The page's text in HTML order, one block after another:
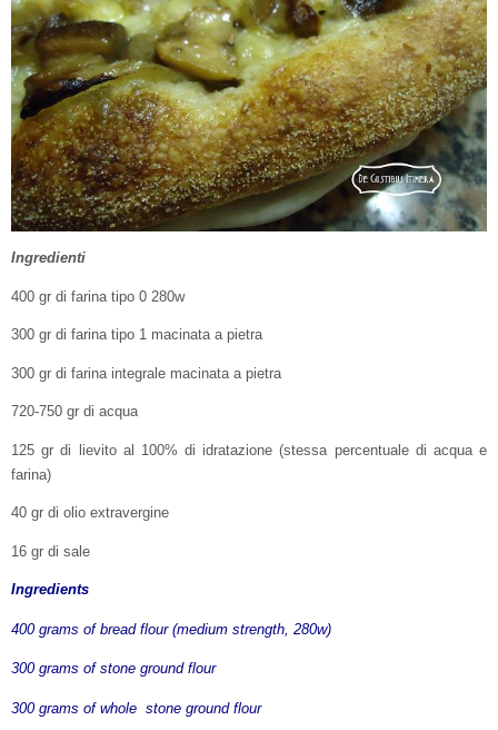
Ingredienti
400 gr di farina tipo 0 280w
300 gr di farina tipo 1 macinata a pietra
300 gr di farina integrale macinata a pietra
720-750 gr di acqua
125 gr di lievito al 100% di idratazione (stessa percentuale di acqua e
farina)
40 gr di olio extravergine
16 gr di sale
Ingredients
400 grams of bread flour (medium strength, 280w)
300 grams of stone ground flour
300 grams of whole stone ground flour